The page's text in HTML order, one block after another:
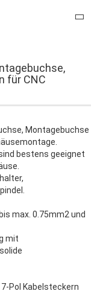
für CNC
Montagebuchse
bestens geeignet
max. 0.75mm2 und
mit
Pol Kabelsteckern